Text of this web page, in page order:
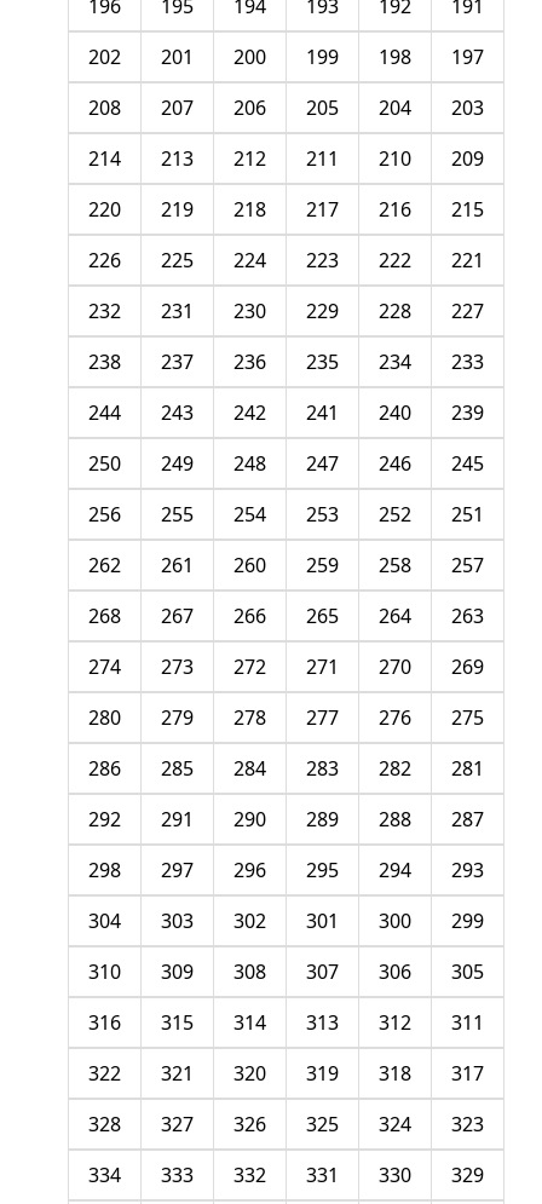
191
192
193
194
195
196
197
198
199
200
201
202
203
204
205
206
207
208
209
210
211
212
213
214
215
216
217
218
219
220
221
222
223
224
225
226
227
228
229
230
231
232
233
234
235
236
237
238
239
240
241
242
243
244
245
246
247
248
249
250
251
252
253
254
255
256
257
258
259
260
261
262
263
264
265
266
267
268
269
270
271
272
273
274
275
276
277
278
279
280
281
282
283
284
285
286
287
288
289
290
291
292
293
294
295
296
297
298
299
300
301
302
303
304
305
306
307
308
309
310
311
312
313
314
315
316
317
318
319
320
321
322
323
324
325
326
327
328
329
330
331
332
333
334